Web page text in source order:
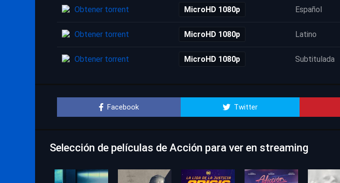
Obtener torrent MicroHD 1080p Español
Obtener torrent MicroHD 1080p Latino
Obtener torrent MicroHD 1080p Subtitulada
Facebook Twitter
Selección de películas de Acción para ver en streaming